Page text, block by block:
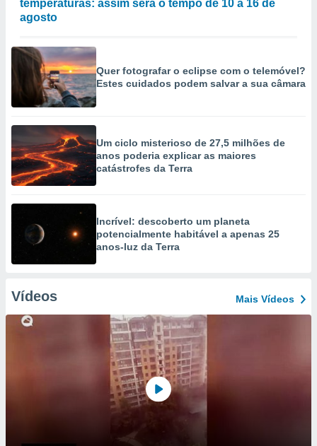
temperaturas: assim será o tempo de 10 a 16 de
agosto
Quer fotografar o eclipse com o telemóvel?
Estes cuidados podem salvar a sua câmara
Um ciclo misterioso de 27,5 milhões de
anos poderia explicar as maiores
catástrofes da Terra
Incrível: descoberto um planeta
potencialmente habitável a apenas 25
anos-luz da Terra
Vídeos Mais Vídeos